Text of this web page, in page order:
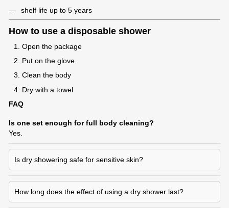
shelf life up to 5 years
How to use a disposable shower
Open the package
Put on the glove
Clean the body
Dry with a towel
FAQ
Is one set enough for full body cleaning?
Yes.
Is dry showering safe for sensitive skin?
How long does the effect of using a dry shower last?